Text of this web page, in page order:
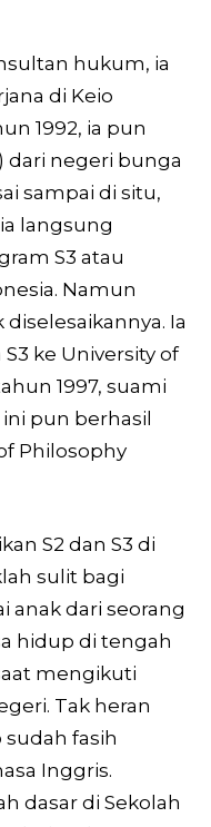
hukum, ia
di Keio
1992, ia pun
dari negeri bunga
sampai di situ,
langsung
S3 atau
Namun
Ia
ke University of
1997, suami
pun berhasil
Philosophy
S2 dan S3 di
sulit bagi
anak dari seorang
hidup di tengah
mengikuti
Tak heran
sudah fasih
Inggris.
dasar di Sekolah